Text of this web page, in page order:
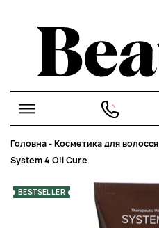
Головна-Косметика для волосся
System 4 Oil Cure
BESTSELLER